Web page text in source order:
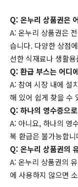
Q: 온누리 상품권은
A: 온누리 상품권은
습니다. 다양한 상점
선한 식재료나 생활
Q: 환급 부스는 어디
A: 참여 시장 내에 설
해 있어 쉽게 찾을 수
Q: 하나의 영수증으
A: 아니요, 하나의 영
복 환급은 불가능합니
Q: 온누리 상품권의
A: 온누리 상품권의
에 사용하지 않으면